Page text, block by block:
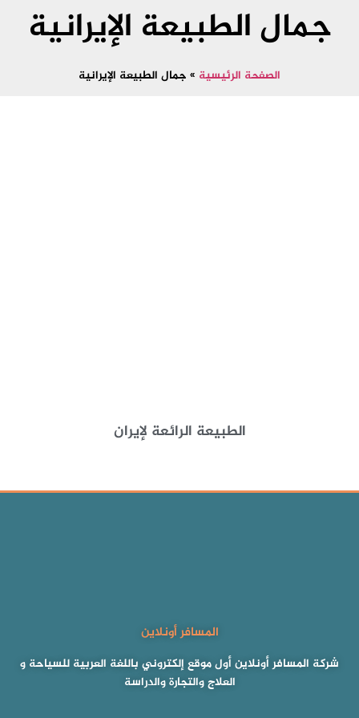
جمال الطبيعة الإيرانية
الصفحة الرئيسية » جمال الطبيعة الإيرانية
الطبيعة الرائعة لإيران
المسافر أونلاين
شركة المسافر أونلاين أول موقع إلكتروني باللغة العربية للسياحة و
العلاج والتجارة والدراسة